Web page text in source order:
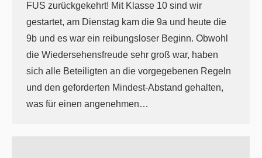
FUS zurückgekehrt! Mit Klasse 10 sind wir
gestartet, am Dienstag kam die 9a und heute die
9b und es war ein reibungsloser Beginn. Obwohl
die Wiedersehensfreude sehr groß war, haben
sich alle Beteiligten an die vorgegebenen Regeln
und den geforderten Mindest-Abstand gehalten,
was für einen angenehmen…